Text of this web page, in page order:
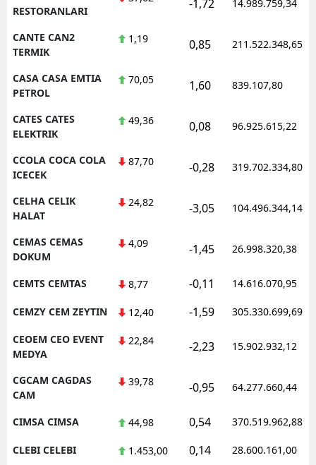
RESTORANLARI
-1,72 14.989.759,34
CANTE CAN2
TERMIK
1,19 0,85 211.522.348,65
CASA CASA EMTIA
PETROL
70,05 1,60 839.107,80
CATES CATES
ELEKTRIK
49,36 0,08 96.925.615,22
CCOLA COCA COLA
ICECEK
87,70 -0,28 319.702.334,80
CELHA CELIK
HALAT
24,82 -3,05 104.496.344,14
CEMAS CEMAS
DOKUM
4,09 -1,45 26.998.320,38
CEMTS CEMTAS 8,77 -0,11 14.616.070,95
CEMZY CEM ZEYTIN 12,40 -1,59 305.330.699,69
CEOEM CEO EVENT
MEDYA
22,84 -2,23 15.902.932,12
CGCAM CAGDAS
CAM
39,78 -0,95 64.277.660,44
CIMSA CIMSA 44,98 0,54 370.519.962,88
CLEBI CELEBI 1.453,00 0,14 28.600.161,00